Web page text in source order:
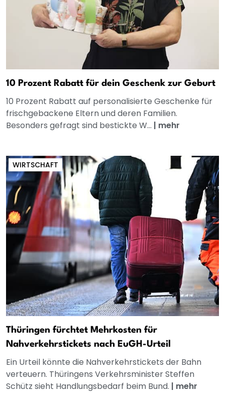
10 Prozent Rabatt für dein Geschenk zur Geburt
10 Prozent Rabatt auf personalisierte Geschenke für
frischgebackene Eltern und deren Familien.
Besonders gefragt sind bestickte W... | mehr
WIRTSCHAFT
Thüringen fürchtet Mehrkosten für
Nahverkehrstickets nach EuGH-Urteil
Ein Urteil könnte die Nahverkehrstickets der Bahn
verteuern. Thüringens Verkehrsminister Steffen
Schütz sieht Handlungsbedarf beim Bund. | mehr